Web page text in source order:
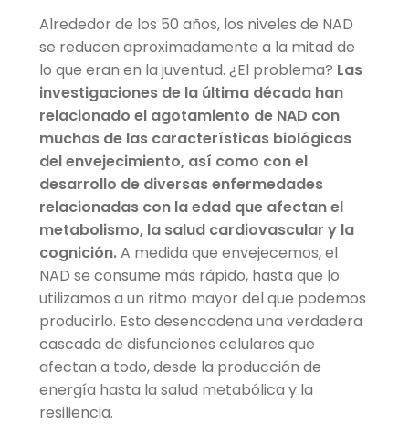
Alrededor de los 50 años, los niveles de NAD
se reducen aproximadamente a la mitad de
lo que eran en la juventud. ¿El problema? Las
investigaciones de la última década han
relacionado el agotamiento de NAD con
muchas de las características biológicas
del envejecimiento, así como con el
desarrollo de diversas enfermedades
relacionadas con la edad que afectan el
metabolismo, la salud cardiovascular y la
cognición.A medida que envejecemos, el
NAD se consume más rápido, hasta que lo
utilizamos a un ritmo mayor del que podemos
producirlo. Esto desencadena una verdadera
cascada de disfunciones celulares que
afectan a todo, desde la producción de
energía hasta la salud metabólica y la
resiliencia.